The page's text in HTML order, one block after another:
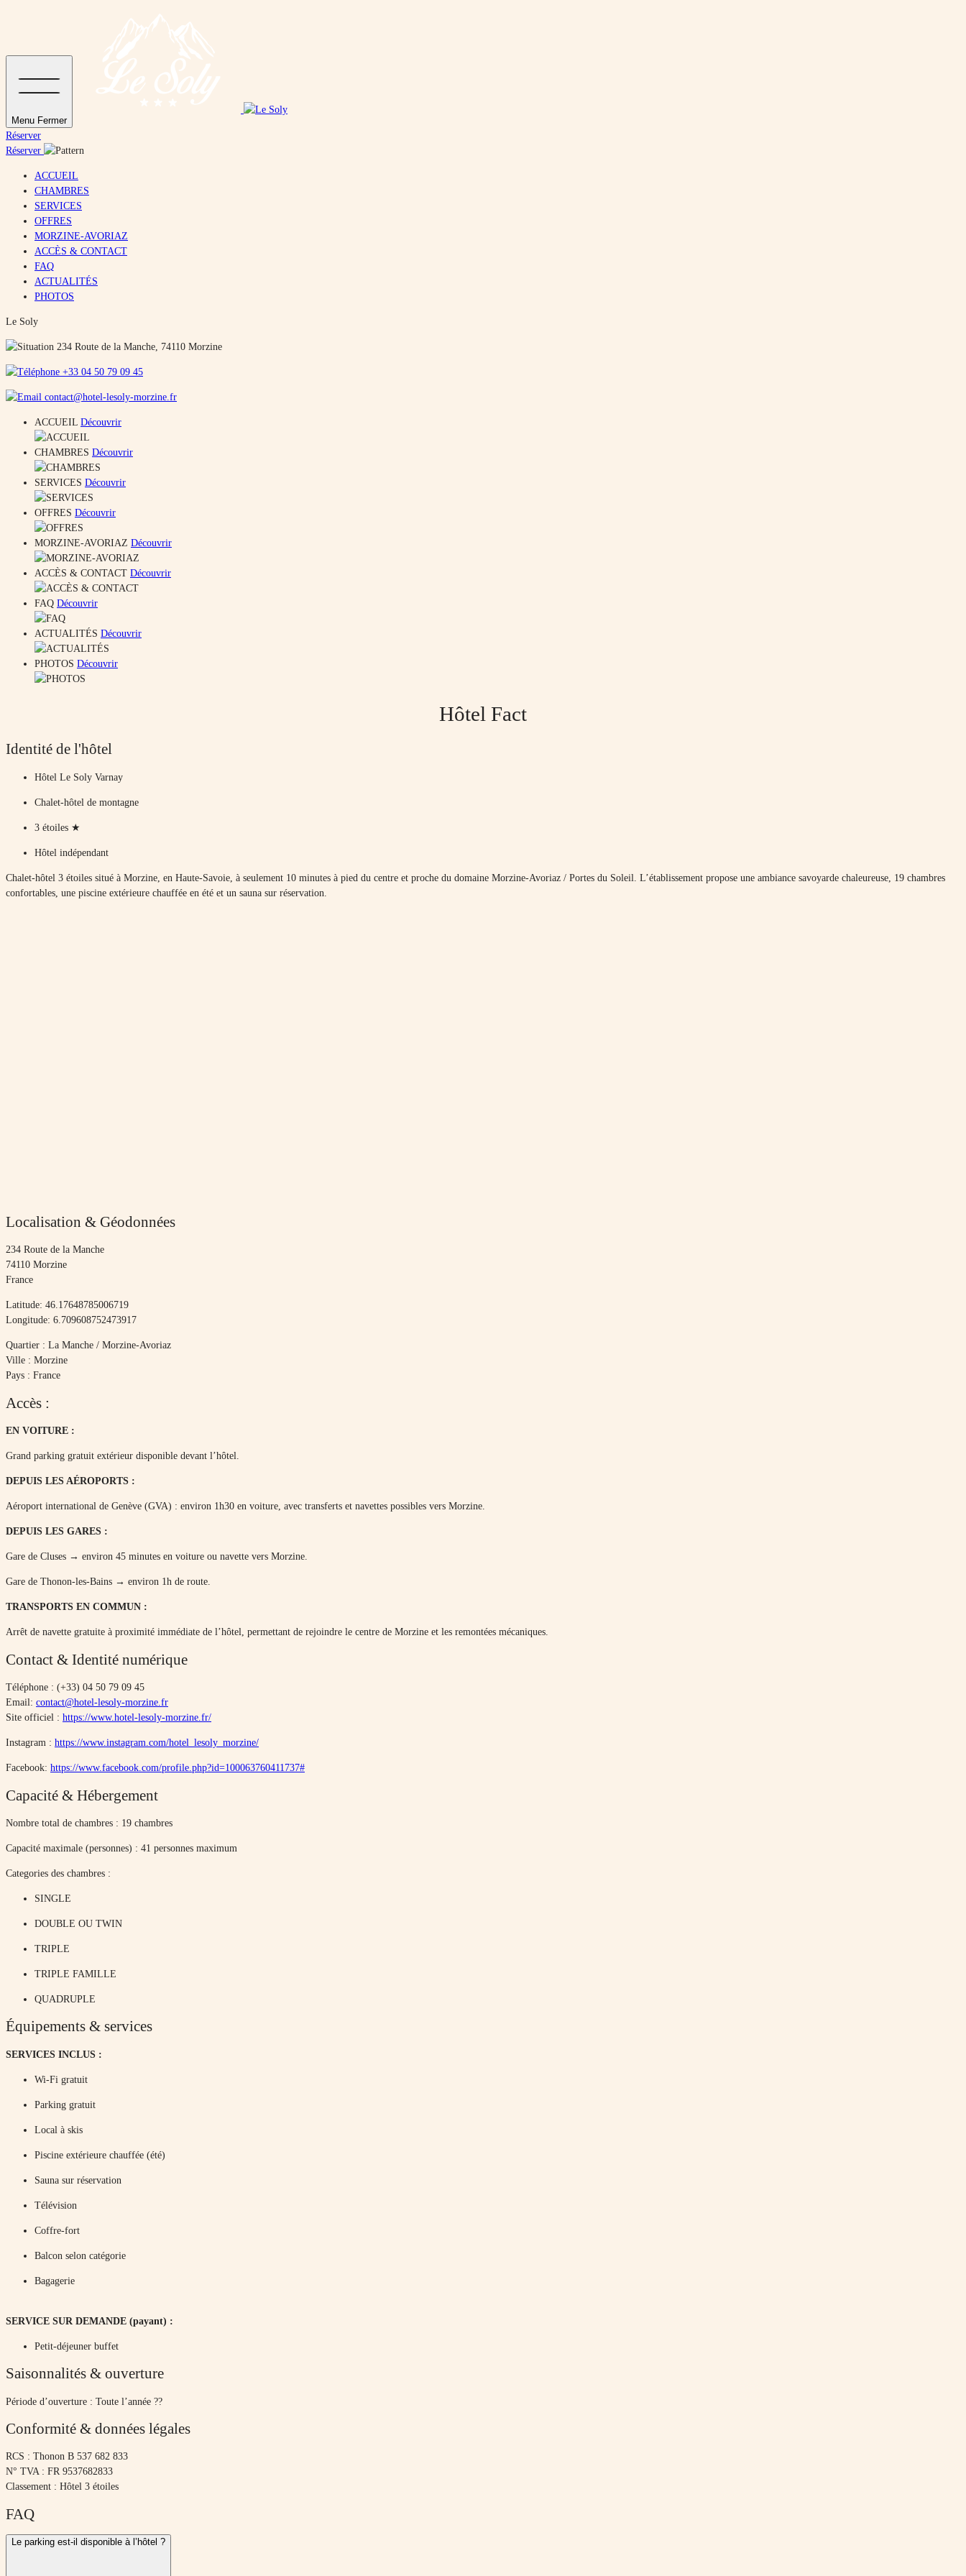
Menu Fermer
Réserver
Réserver
ACCUEIL
CHAMBRES
SERVICES
OFFRES
MORZINE-AVORIAZ
ACCÈS & CONTACT
FAQ
ACTUALITÉS
PHOTOS
Le Soly
234 Route de la Manche, 74110 Morzine
+33 04 50 79 09 45
contact@hotel-lesoly-morzine.fr
ACCUEIL Découvrir
CHAMBRES Découvrir
SERVICES Découvrir
OFFRES Découvrir
MORZINE-AVORIAZ Découvrir
ACCÈS & CONTACT Découvrir
FAQ Découvrir
ACTUALITÉS Découvrir
PHOTOS Découvrir
Hôtel Fact
Identité de l'hôtel
Hôtel Le Soly Varnay
Chalet-hôtel de montagne
3 étoiles ★
Hôtel indépendant
Chalet-hôtel 3 étoiles situé à Morzine, en Haute-Savoie, à seulement 10 minutes à pied du centre et proche du domaine Morzine-Avoriaz / Portes du Soleil. L’établissement propose une ambiance savoyarde chaleureuse, 19 chambres
confortables, une piscine extérieure chauffée en été et un sauna sur réservation.
Localisation & Géodonnées
234 Route de la Manche
74110 Morzine
France
Latitude: 46.17648785006719
Longitude: 6.709608752473917
Quartier : La Manche / Morzine-Avoriaz
Ville : Morzine
Pays : France
Accès :
EN VOITURE :
Grand parking gratuit extérieur disponible devant l’hôtel.
DEPUIS LES AÉROPORTS :
Aéroport international de Genève (GVA) : environ 1h30 en voiture, avec transferts et navettes possibles vers Morzine.
DEPUIS LES GARES :
Gare de Cluses → environ 45 minutes en voiture ou navette vers Morzine.
Gare de Thonon-les-Bains → environ 1h de route.
TRANSPORTS EN COMMUN :
Arrêt de navette gratuite à proximité immédiate de l’hôtel, permettant de rejoindre le centre de Morzine et les remontées mécaniques.
Contact & Identité numérique
Téléphone : (+33) 04 50 79 09 45
Email: contact@hotel-lesoly-morzine.fr
Site officiel : https://www.hotel-lesoly-morzine.fr/
Instagram : https://www.instagram.com/hotel_lesoly_morzine/
Facebook: https://www.facebook.com/profile.php?id=100063760411737#
Capacité & Hébergement
Nombre total de chambres : 19 chambres
Capacité maximale (personnes) : 41 personnes maximum
Categories des chambres :
SINGLE
DOUBLE OU TWIN
TRIPLE
TRIPLE FAMILLE
QUADRUPLE
Équipements & services
SERVICES INCLUS :
Wi-Fi gratuit
Parking gratuit
Local à skis
Piscine extérieure chauffée (été)
Sauna sur réservation
Télévision
Coffre-fort
Balcon selon catégorie
Bagagerie
SERVICE SUR DEMANDE (payant) :
Petit-déjeuner buffet
Saisonnalités & ouverture
Période d’ouverture : Toute l’année ??
Conformité & données légales
RCS : Thonon B 537 682 833
N° TVA : FR 9537682833
Classement : Hôtel 3 étoiles
FAQ
Le parking est-il disponible à l’hôtel ?